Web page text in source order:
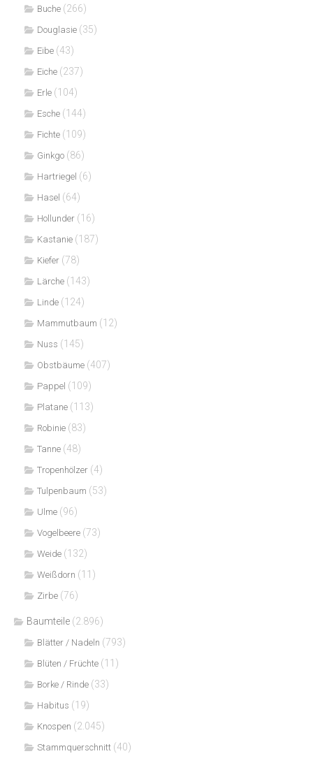
Buche (266)
Douglasie (35)
Eibe (43)
Eiche (237)
Erle (104)
Esche (144)
Fichte (109)
Ginkgo (86)
Hartriegel (6)
Hasel (64)
Hollunder (16)
Kastanie (187)
Kiefer (78)
Lärche (143)
Linde (124)
Mammutbaum (12)
Nuss (145)
Obstbäume (407)
Pappel (109)
Platane (113)
Robinie (83)
Tanne (48)
Tropenhölzer (4)
Tulpenbaum (53)
Ulme (96)
Vogelbeere (73)
Weide (132)
Weißdorn (11)
Zirbe (76)
Baumteile (2.896)
Blätter / Nadeln (793)
Blüten / Früchte (11)
Borke / Rinde (33)
Habitus (19)
Knospen (2.045)
Stammquerschnitt (40)